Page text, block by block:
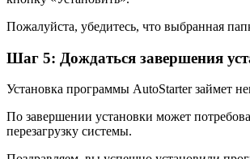
Пожалуйста, убедитесь, что выбранная
Шаг 5: Дождаться завершения
Установка программы AutoStarter займет
По завершении установки может
перезагрузку системы.